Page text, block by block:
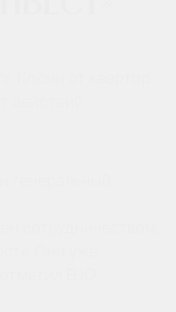
Ключи от квартир
действий
генеральный
сотрудничеством,
Они уже
В.Ю.